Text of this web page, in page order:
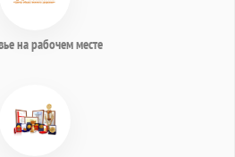
на рабочем месте